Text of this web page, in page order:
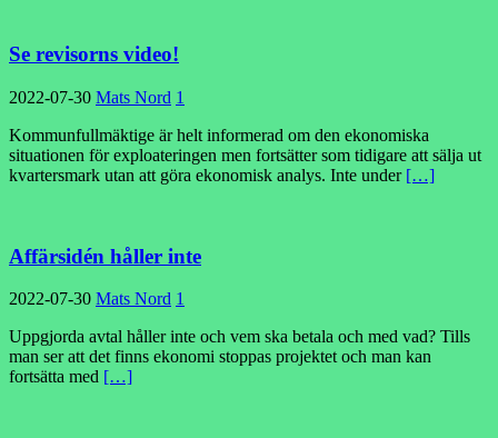
Se revisorns video!
2022-07-30 Mats Nord 1
Kommunfullmäktige är helt informerad om den ekonomiska
situationen för exploateringen men fortsätter som tidigare att sälja ut
kvartersmark utan att göra ekonomisk analys. Inte under […]
Affärsidén håller inte
2022-07-30 Mats Nord 1
Uppgjorda avtal håller inte och vem ska betala och med vad? Tills
man ser att det finns ekonomi stoppas projektet och man kan
fortsätta med […]